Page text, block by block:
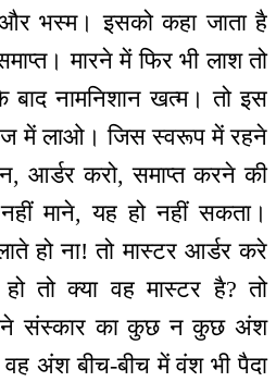
भस्म। इसको कहा जाता है
मारने में फिर भी लाश तो
बाद नामनिशान खत्म। तो इस
में लाओ। जिस स्वरूप में रहने
आर्डर करो, समाप्त करने की
माने, यह हो नहीं सकता।
हो ना! तो मास्टर आर्डर करे
तो क्या वह मास्टर है? तो
संस्कार का कुछ न कुछ अंश
अंश बीच-बीच में वंश भी पैदा